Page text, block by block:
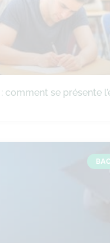
comment se présente